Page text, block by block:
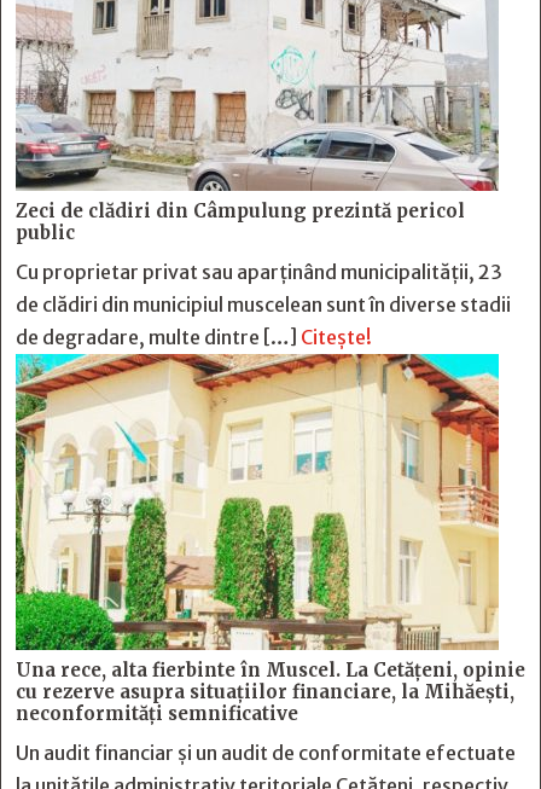
Zeci de clădiri din Câmpulung prezintă pericol
public
Cu proprietar privat sau aparținând municipalității, 23
de clădiri din municipiul muscelean sunt în diverse stadii
de degradare, multe dintre […] Citește!
Una rece, alta fierbinte în Muscel. La Cetăţeni, opinie
cu rezerve asupra situaţiilor financiare, la Mihăeşti,
neconformităţi semnificative
Un audit financiar și un audit de conformitate efectuate